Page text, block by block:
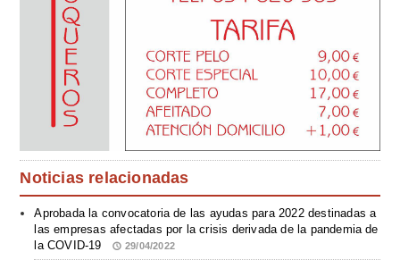
Noticias relacionadas
Aprobada la convocatoria de las ayudas para 2022 destinadas a
las empresas afectadas por la crisis derivada de la pandemia de
la COVID-19
29/04/2022